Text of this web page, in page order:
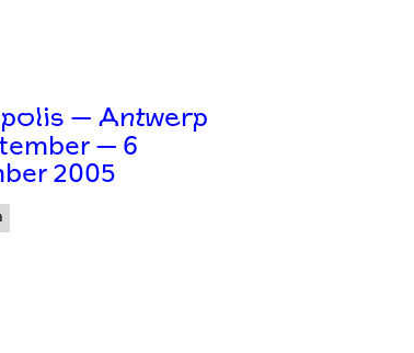
— Antwerp
— 6
2005